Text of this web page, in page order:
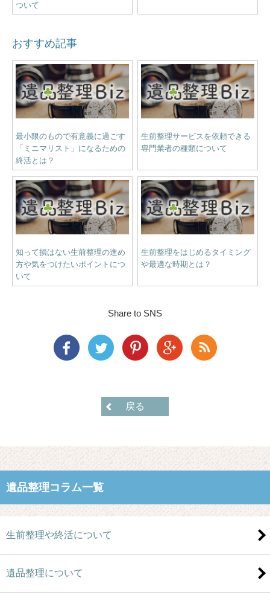
ついて
おすすめ記事
最小限のもので有意義に過ごす
「ミニマリスト」になるための
終活とは？
生前整理サービスを依頼できる
専門業者の種類について
知って損はない生前整理の進め
方や気をつけたいポイントにつ
いて
生前整理をはじめるタイミング
や最適な時期とは？
Share to SNS
戻る
遺品整理コラム一覧
生前整理や終活について
遺品整理について